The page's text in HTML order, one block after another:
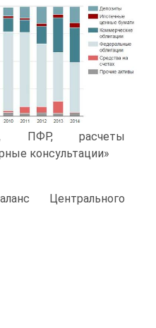
ПФР, расчеты
консультации»
Центрального